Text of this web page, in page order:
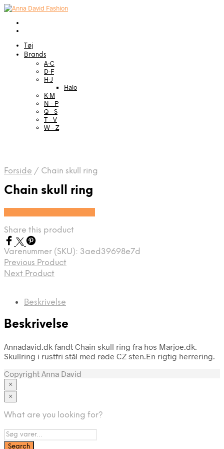
Tøj
Brands
A-C
D-F
H-J
Halo
K-M
N – P
Q – S
T – V
W – Z
Forside / Chain skull ring
Chain skull ring
Share this product
Varenummer (SKU): 3aed39698e7d
Previous Product
Next Product
Beskrivelse
Beskrivelse
Annadavid.dk fandt Chain skull ring fra hos Marjoe.dk.
Skullring i rustfri stål med røde CZ sten.En rigtig herrering.
Copyright Anna David
×
Brands
×
What are you looking for?